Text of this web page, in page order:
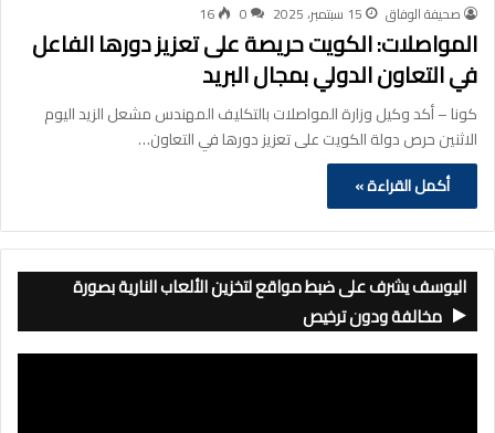
صحيفة الوفاق 15 سبتمبر، 2025 0
16
المواصلات: الكويت حريصة على تعزيز دورها الفاعل
في التعاون الدولي بمجال البريد
كونا – أكد وكيل وزارة المواصلات بالتكليف المهندس مشعل الزيد اليوم
الاثنين حرص دولة الكويت على تعزيز دورها في التعاون…
أكمل القراءة »
اليوسف يشرف على ضبط مواقع لتخزين الألعاب النارية بصورة
مخالفة ودون ترخيص